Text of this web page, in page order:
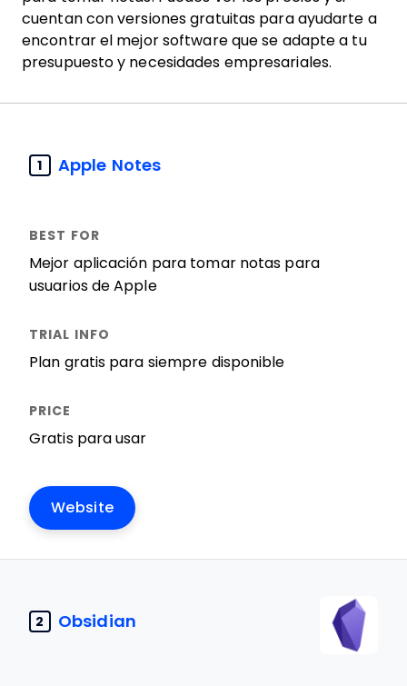
cuentan con versiones gratuitas para ayudarte a
encontrar el mejor software que se adapte a tu
presupuesto y necesidades empresariales.
1 Apple Notes
Mejor aplicación para tomar notas para
usuarios de Apple
Plan gratis para siempre disponible
Gratis para usar
Website
2 Obsidian